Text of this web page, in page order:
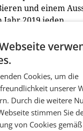
und einem
2019 jeden
2019 erzielten
einen
Steuern auf Bier
rd. 700 Mio.
rd. 3.700
Job in einer
Arbeitsplätze –
im Handel und
Cookies, um die
unserer
Durch die weitere
stimmen Sie
von Cookies